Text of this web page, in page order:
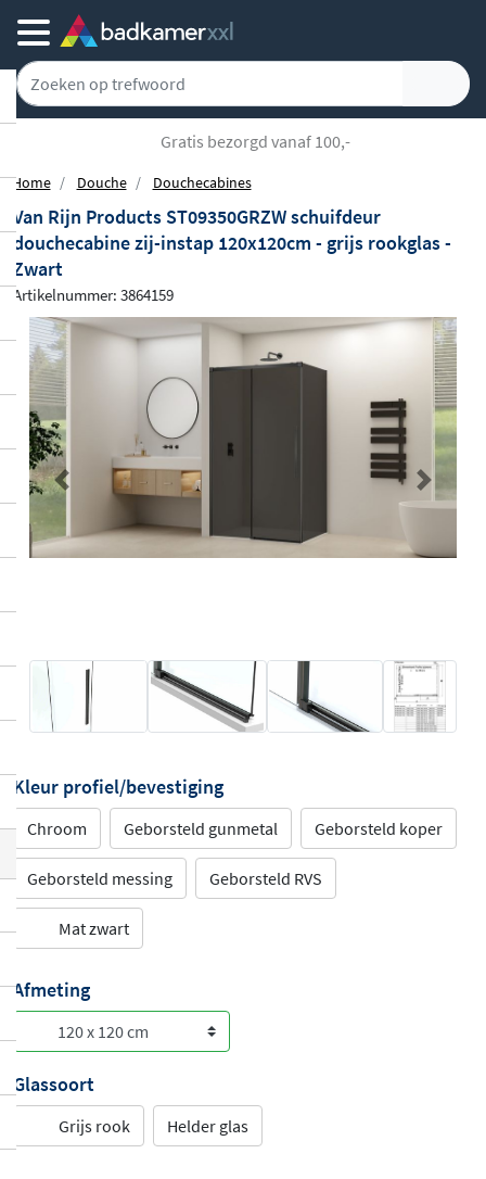
Gratis bezorgd vanaf 100,-
Home Douche Douchecabines
Van Rijn Products ST09350GRZW schuifdeur
douchecabine zij-instap 120x120cm - grijs rookglas -
Zwart
Artikelnummer: 3864159
Previous Next
Kleur profiel/bevestiging
Chroom Geborsteld gunmetal Geborsteld koper
Geborsteld messing Geborsteld RVS
Mat zwart
Afmeting
Glassoort
Grijs rook Helder glas